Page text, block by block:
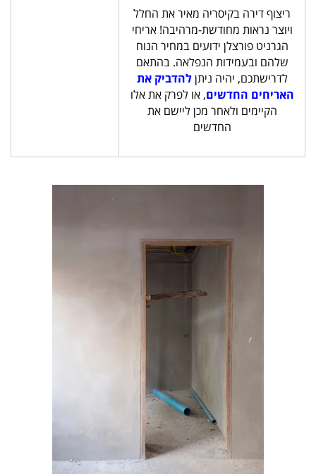
ריצוף דירה בקיסריה מאיר את החלל
ויוצר נראות מחודשת-מרהיבה! אריחי
הגרניט פורצלן ידועים במחיר הנוח
שלהם ובעמידות הנפלאה. בהתאם
לדרישתכם, יהיה ניתןלהדביק את
האריחים החדשים, או לפרק את אלו
הקיימים ולאחר מכן ליישם את
החדשים